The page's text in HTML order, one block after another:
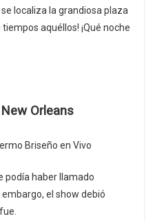
localiza la grandiosa plaza
aquéllos! ¡Qué noche
Orleans
Briseño en Vivo
podía haber llamado
el show debió